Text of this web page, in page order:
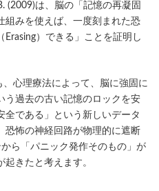
(2009)は、脳の「記憶の再凝固
組みを使えば、一度刻まれた恐
）できる」ことを証明し
心理療法によって、脳に強固に
う過去の古い記憶のロックを安
全である」という新しいデータ
恐怖の神経回路が物理的に遮断
ら「パニック発作そのもの」が
きたと考えます。